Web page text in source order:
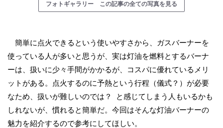
フォトギャラリー この記事の全ての写真を見る
簡単に点火できるという使いやすさから、ガスバーナーを
使っている人が多いと思うが、実は灯油を燃料とするバーナ
ーは、扱いに少々手間がかかるが、コスパに優れているメリ
ットがある。点火するのに予熱という行程（儀式？）が必要
なため、扱いが難しいのでは？ と感じてしまう人もいるかも
しれないが、慣れると簡単だ。今回はそんな灯油バーナーの
魅力を紹介するので参考にしてほしい。